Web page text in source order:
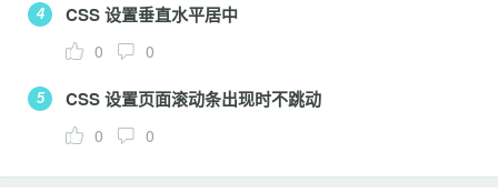
4 CSS 设置垂直水平居中
0 0
5 CSS 设置页面滚动条出现时不跳动
0 0